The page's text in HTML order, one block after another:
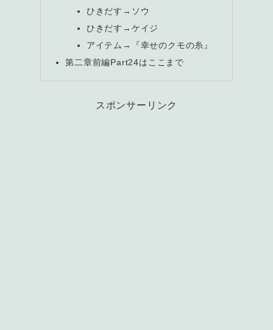
ひきだす→ソウ
ひきだす→ケイジ
アイテム→『幸せのクモの糸』
第二章前編Part24はここまで
スポンサーリンク